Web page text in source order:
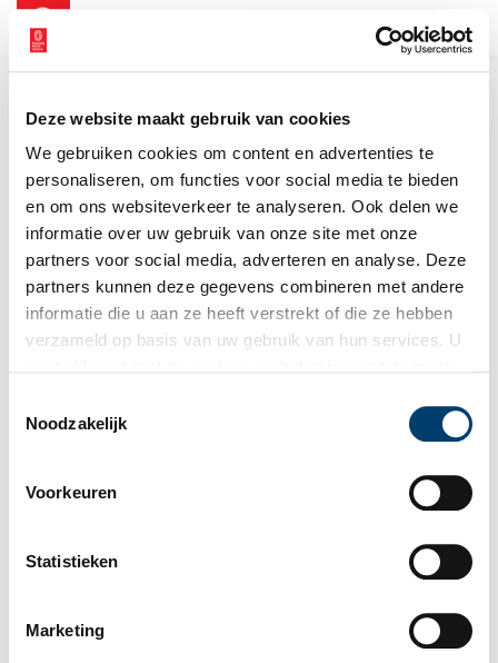
Deze website maakt gebruik van cookies
We gebruiken cookies om content en advertenties te
personaliseren, om functies voor social media te bieden
en om ons websiteverkeer te analyseren. Ook delen we
informatie over uw gebruik van onze site met onze
partners voor social media, adverteren en analyse. Deze
partners kunnen deze gegevens combineren met andere
informatie die u aan ze heeft verstrekt of die ze hebben
verzameld op basis van uw gebruik van hun services. U
Noodzakelijk
Voorkeuren
Statistieken
Marketing